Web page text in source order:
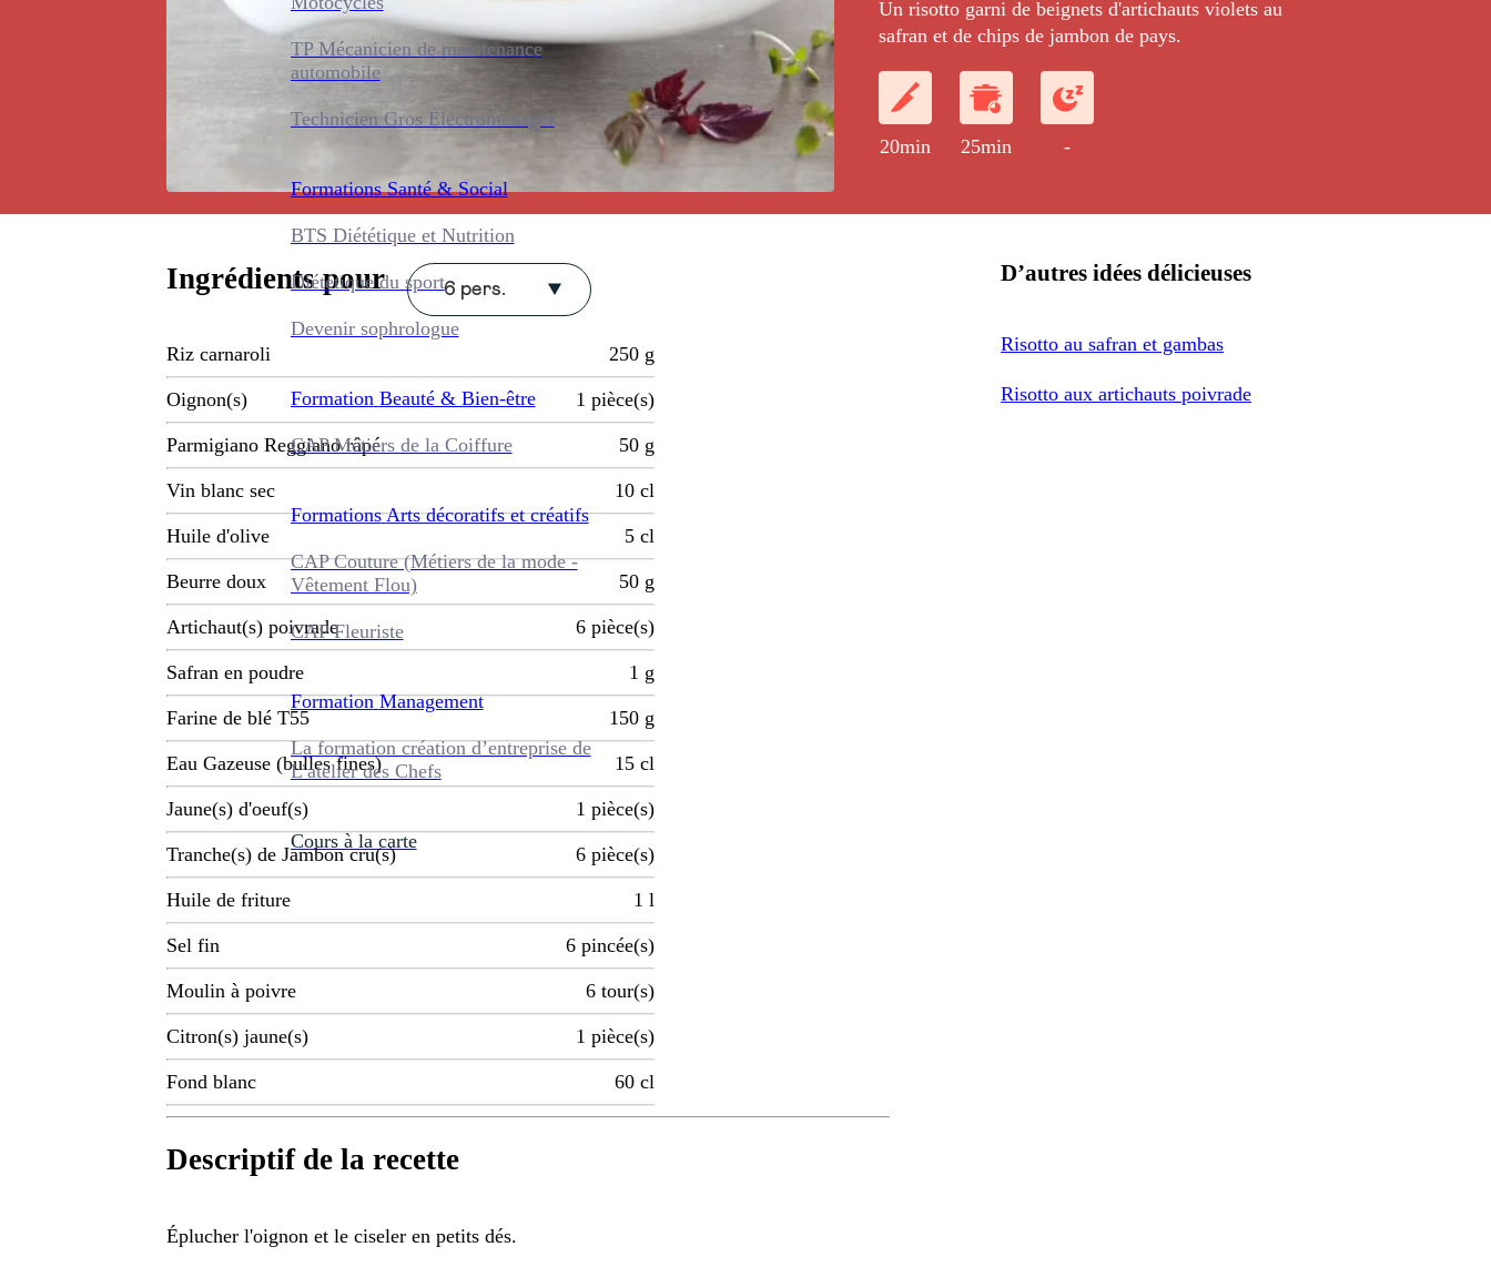
TP Mécanicien de maintenance
automobile
Technicien Gros Électroménager
Formations Santé & Social
BTS Diététique et Nutrition
Diététique du sport
Devenir sophrologue
Formation Beauté & Bien-être
CAP Métiers de la Coiffure
Formations Arts décoratifs et créatifs
CAP Couture (Métiers de la mode -
Vêtement Flou)
CAP Fleuriste
Formation Management
La formation création d’entreprise de
L’atelier des Chefs
Cours à la carte
Un risotto garni de beignets d'artichauts violets au
safran et de chips de jambon de pays.
20min 25min -
Ingrédients pour 6 pers.
Riz carnaroli 250 g
Oignon(s) 1 pièce(s)
Parmigiano Reggiano râpé 50 g
Vin blanc sec 10 cl
Huile d'olive 5 cl
Beurre doux 50 g
Artichaut(s) poivrade 6 pièce(s)
Safran en poudre 1 g
Farine de blé T55 150 g
Eau Gazeuse (bulles fines) 15 cl
Jaune(s) d'oeuf(s) 1 pièce(s)
Tranche(s) de Jambon cru(s) 6 pièce(s)
Huile de friture 1 l
Sel fin 6 pincée(s)
Moulin à poivre 6 tour(s)
Citron(s) jaune(s) 1 pièce(s)
Fond blanc 60 cl
Descriptif de la recette
Éplucher l'oignon et le ciseler en petits dés.
D’autres idées délicieuses
Risotto au safran et gambas
Risotto aux artichauts poivrade